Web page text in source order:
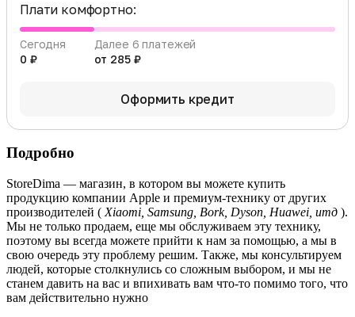
Плати комфортно:
Сегодня
0 ₽
Далее 6 платежей
от 285 ₽
Оформить кредит
Подробно
StoreDima — магазин, в котором вы можете купить
продукцию компании Apple и премиум-технику от других
производителей ( Xiaomi, Samsung, Bork, Dyson, Huawei, итд ).
Мы не только продаем, еще мы обслуживаем эту технику,
поэтому вы всегда можете прийти к нам за помощью, а мы в
свою очередь эту проблему решим. Также, мы консультируем
людей, которые столкнулись со сложным выбором, и мы не
станем давить на вас и впихивать вам что-то помимо того, что
вам действительно нужно